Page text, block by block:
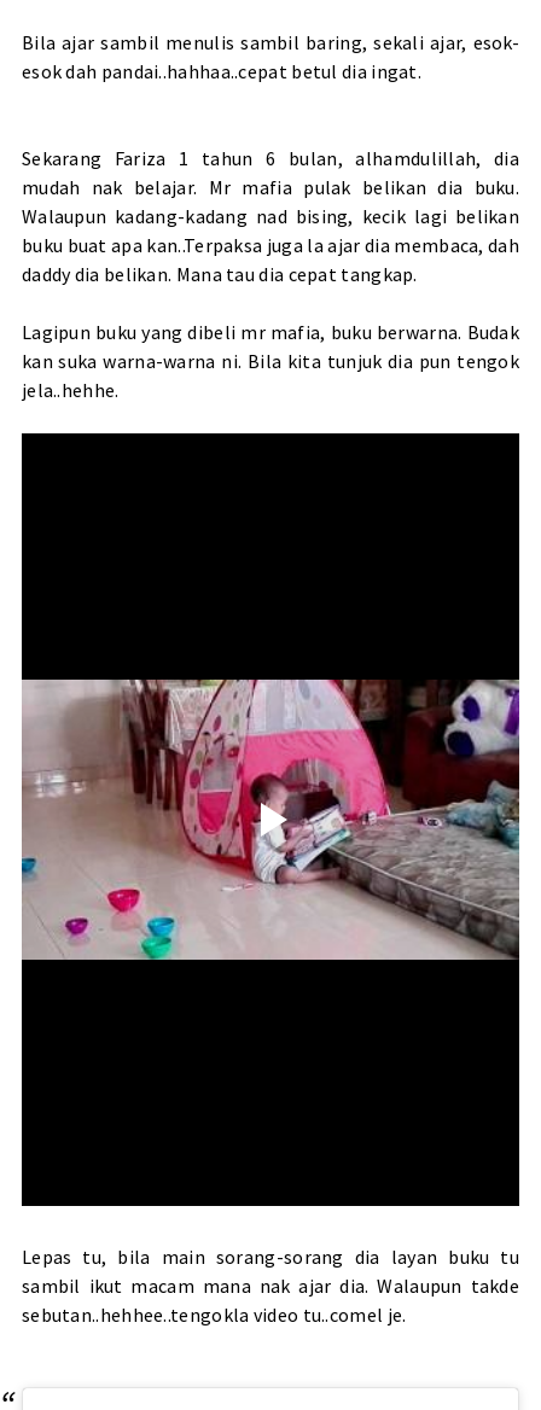
Bila ajar sambil menulis sambil baring, sekali ajar, esok-
esok dah pandai..hahhaa..cepat betul dia ingat.
Sekarang Fariza 1 tahun 6 bulan, alhamdulillah, dia
mudah nak belajar. Mr mafia pulak belikan dia buku.
Walaupun kadang-kadang nad bising, kecik lagi belikan
buku buat apa kan..Terpaksa juga la ajar dia membaca, dah
daddy dia belikan. Mana tau dia cepat tangkap.
Lagipun buku yang dibeli mr mafia, buku berwarna. Budak
kan suka warna-warna ni. Bila kita tunjuk dia pun tengok
jela..hehhe.
Lepas tu, bila main sorang-sorang dia layan buku tu
sambil ikut macam mana nak ajar dia. Walaupun takde
sebutan..hehhee..tengokla video tu..comel je.